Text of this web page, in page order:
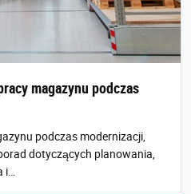
magazynu podczas
podczas modernizacji,
dotyczących planowania,